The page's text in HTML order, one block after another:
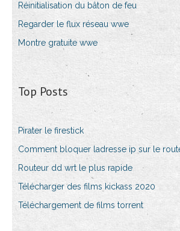
Réinitialisation du bâton de feu
Regarder le flux réseau wwe
Montre gratuite wwe
Top Posts
Pirater le firestick
Comment bloquer ladresse ip sur le
Routeur dd wrt le plus rapide
Télécharger des films kickass 2020
Téléchargement de films torrent